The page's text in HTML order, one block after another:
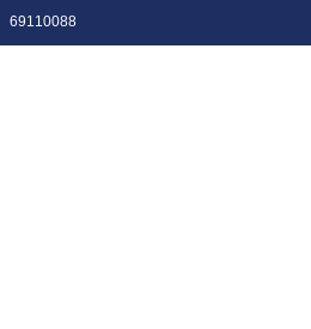
69110088